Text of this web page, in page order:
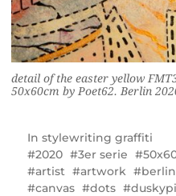
detail of the easter yellow
50x60cm by Poet62. Berlin
In stylewriting graffiti
2020
3er serie
artist
artwork berlin
canvas
dots